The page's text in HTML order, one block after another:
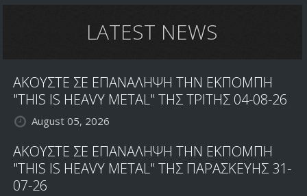
LATEST NEWS
ΑΚΟΥΣΤΕ ΣΕ ΕΠΑΝΑΛΗΨΗ ΤΗΝ ΕΚΠΟΜΠΗ
"THIS IS HEAVY METAL" ΤΗΣ ΤΡΙΤΗΣ 04-08-26
August 05, 2026
ΑΚΟΥΣΤΕ ΣΕ ΕΠΑΝΑΛΗΨΗ ΤΗΝ ΕΚΠΟΜΠΗ
"THIS IS HEAVY METAL" ΤΗΣ ΠΑΡΑΣΚΕΥΗΣ 31-
07-26